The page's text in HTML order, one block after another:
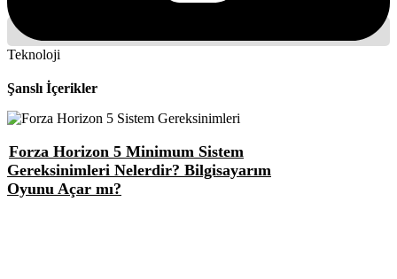
Teknoloji
Şanslı İçerikler
Forza Horizon 5 Minimum Sistem
Gereksinimleri Nelerdir? Bilgisayarım
Oyunu Açar mı?